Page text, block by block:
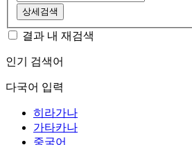
상세검색
결과 내 재검색
인기 검색어
다국어 입력
히라가나
가타카나
중국어